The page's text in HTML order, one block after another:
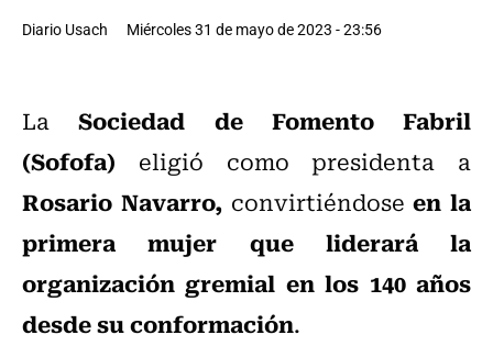
Diario Usach Miércoles 31 de mayo de 2023 - 23:56
LaSociedad de Fomento Fabril
(Sofofa) eligió como presidenta a
Rosario Navarro,convirtiéndoseen la
primera mujer que liderará la
organización gremial en los 140 años
desde su conformación.